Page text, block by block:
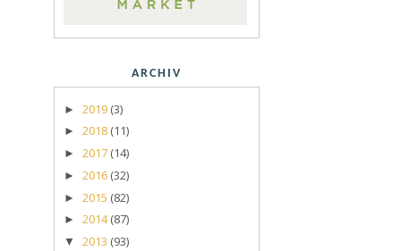
ARCHIV
► 2019 (3)
► 2018 (11)
► 2017 (14)
► 2016 (32)
► 2015 (82)
► 2014(87)
▼ 2013 (93)